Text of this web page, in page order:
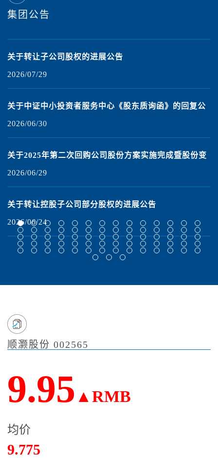
集团公告
关于转让子公司股权的进展公告
2026/07/29
关于中证中小投资者服务中心《股东质询函》的回复公
告
2026/06/30
关于2025年第二次回购公司股份方案实施完成暨股份变
动的公告
2026/06/29
关于转让控股子公司部分股权的进展公告
2026/06/24
顺灏股份 002565
9.95 ▲RMB
均价
9.775